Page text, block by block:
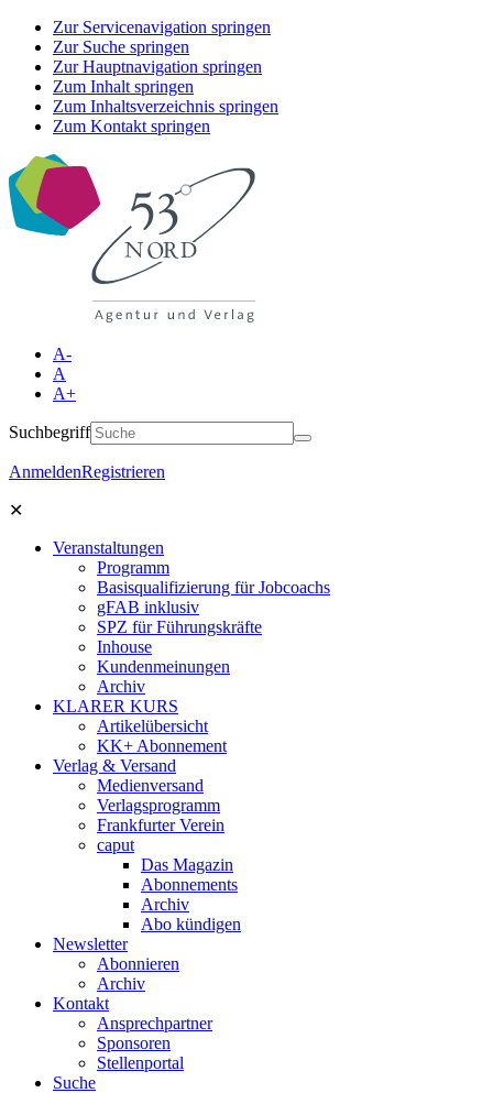
Zur Servicenavigation springen
Zur Suche springen
Zur Hauptnavigation springen
Zum Inhalt springen
Zum Inhaltsverzeichnis springen
Zum Kontakt springen
A-
A
A+
Suchbegriff
AnmeldenRegistrieren
✕
Veranstaltungen
Programm
Basisqualifizierung für Jobcoachs
gFAB inklusiv
SPZ für Führungskräfte
Inhouse
Kundenmeinungen
Archiv
KLARER KURS
Artikelübersicht
KK+ Abonnement
Verlag & Versand
Medienversand
Verlagsprogramm
Frankfurter Verein
caput
Das Magazin
Abonnements
Archiv
Abo kündigen
Newsletter
Abonnieren
Archiv
Kontakt
Ansprechpartner
Sponsoren
Stellenportal
Suche